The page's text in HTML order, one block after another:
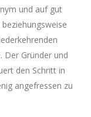
und auf gut
Der Gründer und
den Schritt in
angefressen zu